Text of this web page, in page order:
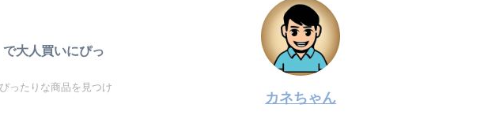
大人買いにぴっ
ったりな商品を見つけ
カネちゃん